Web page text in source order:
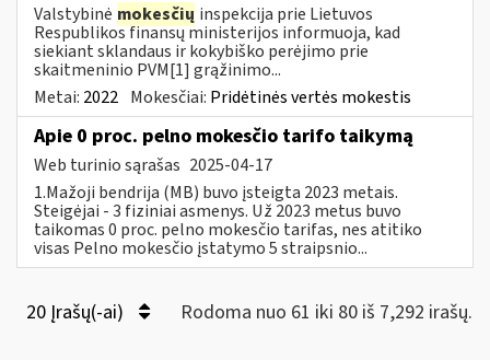
Valstybinė mokesčių inspekcija prie Lietuvos
Respublikos finansų ministerijos informuoja, kad
siekiant sklandaus ir kokybiško perėjimo prie
skaitmeninio PVM[1] grąžinimo...
Metai: 2022 Mokesčiai: Pridėtinės vertės mokestis
Apie 0 proc. pelno mokesčio tarifo taikymą
Web turinio sąrašas 2025-04-17
1.Mažoji bendrija (MB) buvo įsteigta 2023 metais.
Steigėjai - 3 fiziniai asmenys. Už 2023 metus buvo
taikomas 0 proc. pelno mokesčio tarifas, nes atitiko
visas Pelno mokesčio įstatymo 5 straipsnio...
20 Įrašų(-ai) Rodoma nuo 61 iki 80 iš 7,292 irašų.